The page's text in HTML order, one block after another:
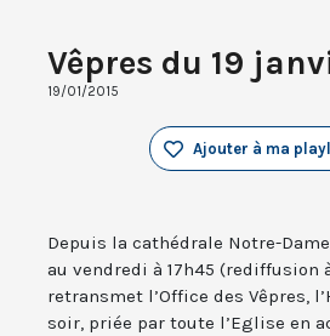
Vêpres du 19
19/01/2015
Ajouter à ma
Depuis la cathédrale Notre-
au vendredi à 17h45 (rediffusion à
retransmet l’Office des Vêpres,
soir, priée par toute l’Eglise en